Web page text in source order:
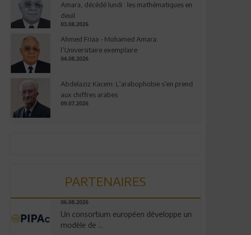
Amara, décédé lundi : les mathématiques en
deuil
03.08.2026
Ahmed Friaa - Mohamed Amara:
l’Universitaire exemplaire
04.08.2026
Abdelaziz Kacem: L’arabophobie s’en prend
aux chiffres arabes
09.07.2026
PARTENAIRES
06.08.2026
Un consortium européen développe un
modèle de ...